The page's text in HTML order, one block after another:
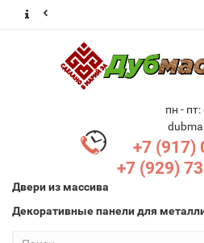
пн -
+7 (917)
+7 (929)
Двери из массива
Декоративные панели для